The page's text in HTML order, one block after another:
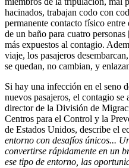
hacinados, trabajan codo con
permanente contacto físico
de un baño para cuatro personas
más expuestos al contagio.
viaje, los pasajeros
se quedan, no cambian, y
Si hay una infección en el seno
nuevos pasajeros, el contagio
director de la División de
Centros para el Control y la
de Estados Unidos, describe el
entorno con desafíos únicos...
convertirse rápidamente en un
ese tipo de entorno, las